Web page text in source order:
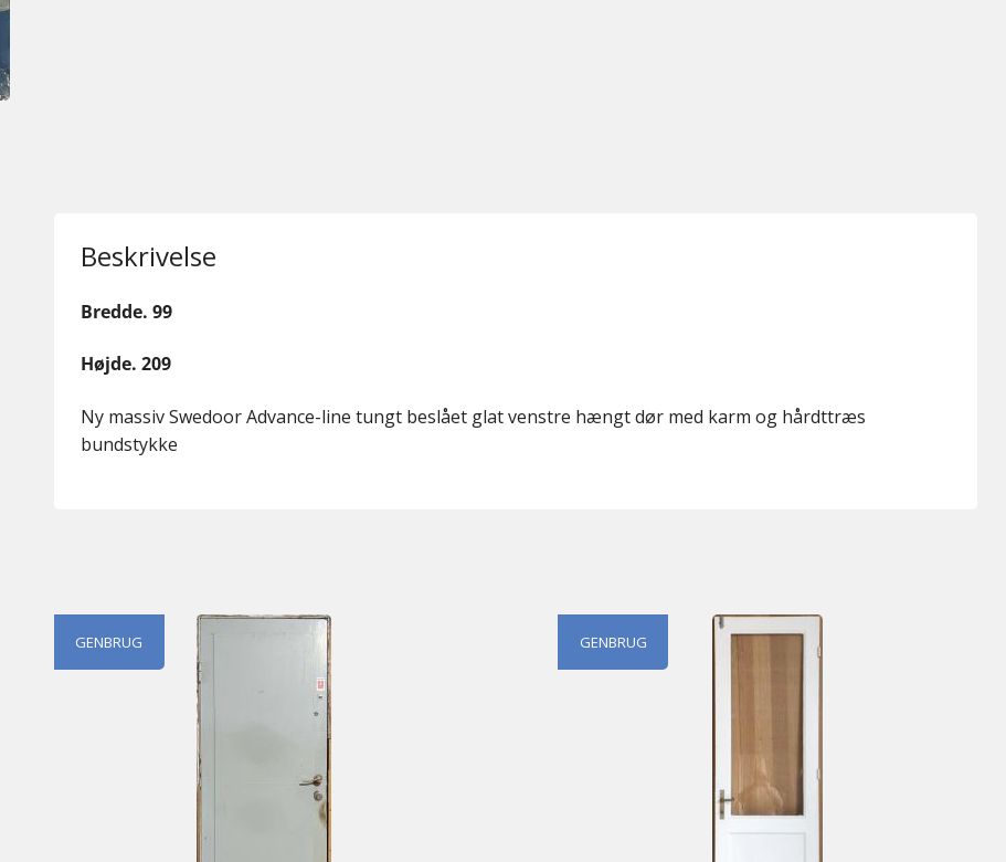
Beskrivelse
Bredde. 99
Højde. 209
Ny massiv Swedoor Advance-line tungt beslået glat venstre hængt dør med karm og hårdttræs
bundstykke
GENBRUG GENBRUG